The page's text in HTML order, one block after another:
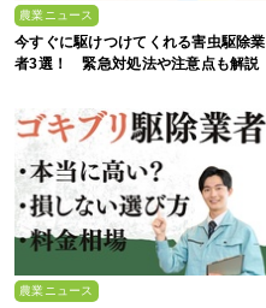
農業ニュース
今すぐに駆けつけてくれる害虫駆除業
者3選！ 緊急対処法や注意点も解説
農業ニュース